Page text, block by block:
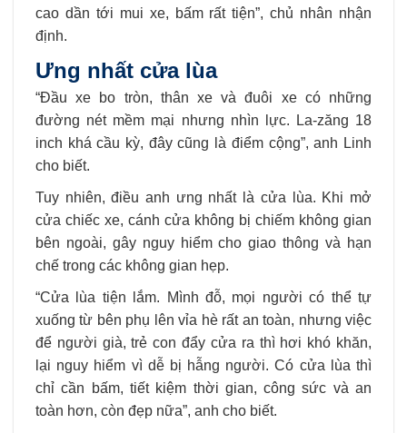
cao dần tới mui xe, bấm rất tiện”, chủ nhân nhận
định.
Ưng nhất cửa lùa
“Đầu xe bo tròn, thân xe và đuôi xe có những
đường nét mềm mại nhưng nhìn lực. La-zăng 18
inch khá cầu kỳ, đây cũng là điểm cộng”, anh Linh
cho biết.
Tuy nhiên, điều anh ưng nhất là cửa lùa. Khi mở
cửa chiếc xe, cánh cửa không bị chiếm không gian
bên ngoài, gây nguy hiểm cho giao thông và hạn
chế trong các không gian hẹp.
“Cửa lùa tiện lắm. Mình đỗ, mọi người có thể tự
xuống từ bên phụ lên vỉa hè rất an toàn, nhưng việc
để người già, trẻ con đẩy cửa ra thì hơi khó khăn,
lại nguy hiểm vì dễ bị hẫng người. Có cửa lùa thì
chỉ cần bấm, tiết kiệm thời gian, công sức và an
toàn hơn, còn đẹp nữa”, anh cho biết.